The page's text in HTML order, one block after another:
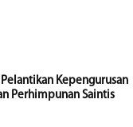
Kepengurusan
Perhimpunan Saintis